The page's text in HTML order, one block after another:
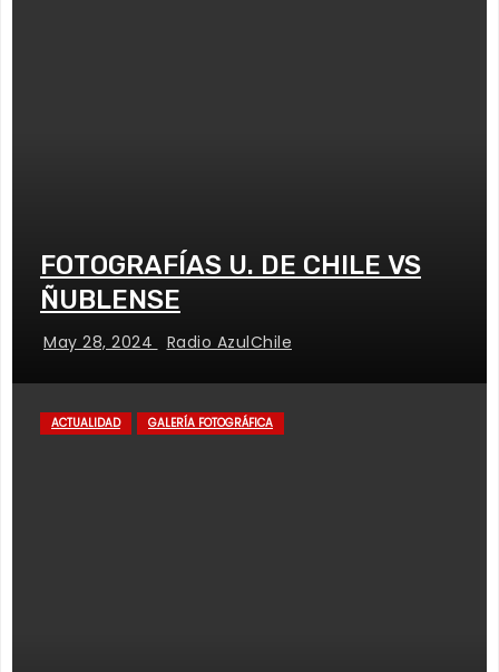
FOTOGRAFÍAS U. DE CHILE VS
ÑUBLENSE
May 28, 2024 Radio AzulChile
ACTUALIDAD GALERÍA FOTOGRÁFICA